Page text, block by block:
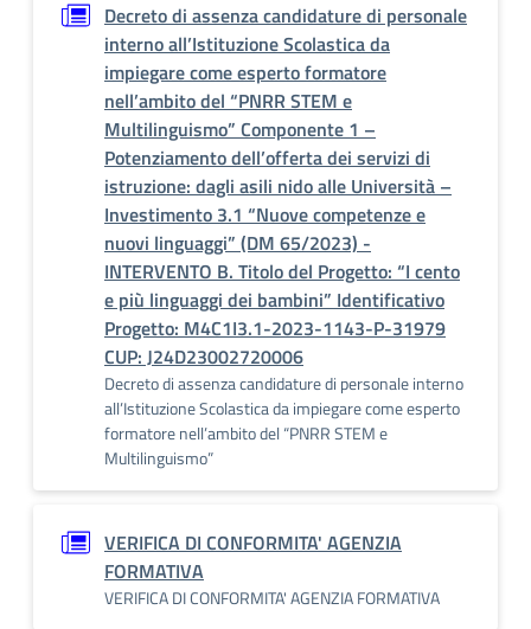
Decreto di assenza candidature di personale
interno all’Istituzione Scolastica da
impiegare come esperto formatore
nell’ambito del “PNRR STEM e
Multilinguismo” Componente 1 –
Potenziamento dell’offerta dei servizi di
istruzione: dagli asili nido alle Università –
Investimento 3.1 “Nuove competenze e
nuovi linguaggi” (DM 65/2023) -
INTERVENTO B. Titolo del Progetto: “I cento
e più linguaggi dei bambini” Identificativo
Progetto: M4C1I3.1-2023-1143-P-31979
CUP: J24D23002720006
Decreto di assenza candidature di personale interno
all’Istituzione Scolastica da impiegare come esperto
formatore nell’ambito del “PNRR STEM e
Multilinguismo”
VERIFICA DI CONFORMITA' AGENZIA
FORMATIVA
VERIFICA DI CONFORMITA' AGENZIA FORMATIVA